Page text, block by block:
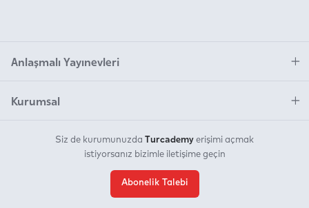
Anlaşmalı Yayınevleri
Kurumsal
Siz de kurumunuzda Turcademy erişimi açmak
istiyorsanız bizimle iletişime geçin
Abonelik Talebi